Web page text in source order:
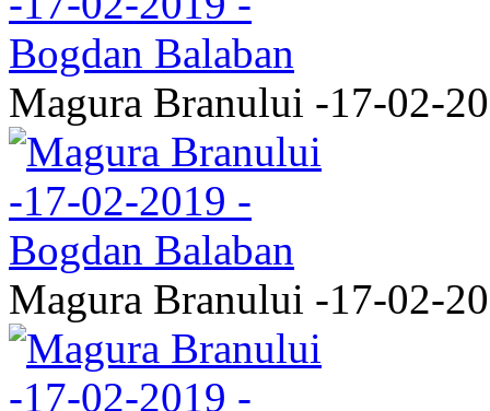
Magura Branului -17-02-
Magura Branului -17-02-